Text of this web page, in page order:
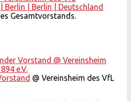
Gesamtvorstands.
Vorstand @ Vereinsheim
e.V.
@ Vereinsheim des VfL